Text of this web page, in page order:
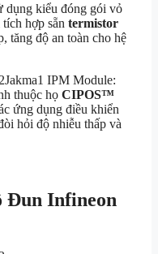
dụng kiểu đóng gói vỏ
hợp sẵn termistor
tăng độ an toàn cho hệ
IPM Module:
thuộc họ CIPOS™
ứng dụng điều khiển
hỏi độ nhiễu thấp và
Đun Infineon